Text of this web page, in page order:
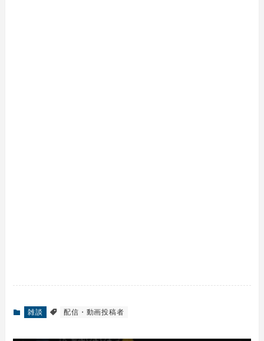
雑談 配信・動画投稿者